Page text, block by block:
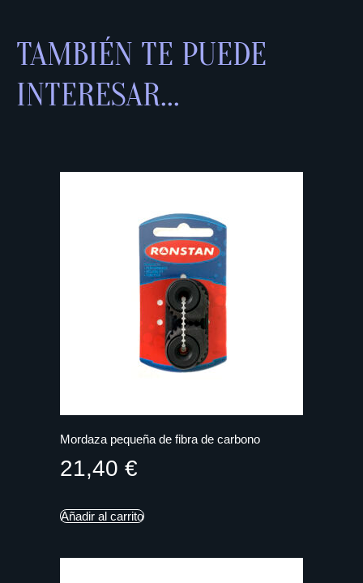
TAMBIÉN TE PUEDE
INTERESAR...
Mordaza pequeña de fibra de carbono
21,40 €
Añadir al carrito